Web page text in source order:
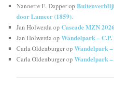
Nannette E. Dapperop
door Lameer (1859).
Jan HolwerdaopCascade MZN
Jan HolwerdaopWandelpark –
Carla OldenburgeropWandelpark
Carla OldenburgeropWandelpark